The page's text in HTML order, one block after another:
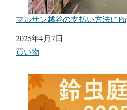
マルサン越谷の支払い方法に
日付
2025年4月7日
関連理由
買い物